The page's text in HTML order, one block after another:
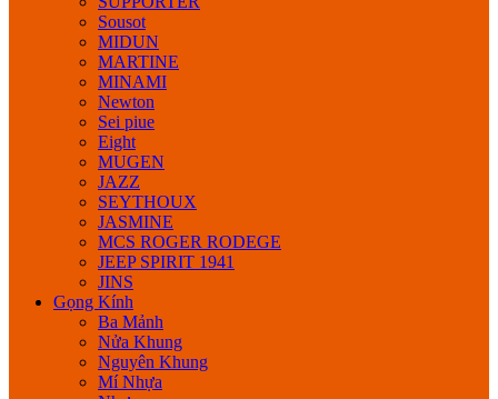
Sousot
MIDUN
MARTINE
MINAMI
Newton
Sei piue
Eight
MUGEN
JAZZ
SEYTHOUX
JASMINE
MCS ROGER RODEGE
JEEP SPIRIT 1941
JINS
Gọng Kính
Ba Mảnh
Nửa Khung
Nguyên Khung
Mí Nhựa